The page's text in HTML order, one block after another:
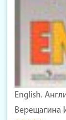
English.
Верещагина